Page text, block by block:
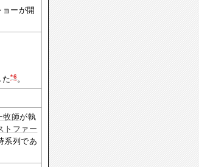
ーが開
た*6。
牧師が執
トファー
系列であ